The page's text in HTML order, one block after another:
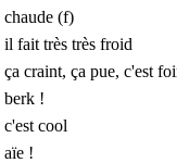
chaude (f)
il fait très très froid
ça craint, ça pue, c'est
berk !
c'est cool
aïe !